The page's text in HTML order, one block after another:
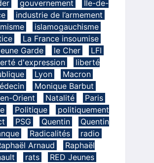
gouvernement
Ile-de-
industrie de l’armement
islamogauchisme
La France insoumise
Garde
le Cher
LFI
d'expression
liberté
Lyon
Macron
Monique Barbut
Orient
Natalité
Paris
Politique
politiquement
PSG Quentin
Quentin
Radicalités
radio
Arnaud
Raphaël
rats
RED Jeunes